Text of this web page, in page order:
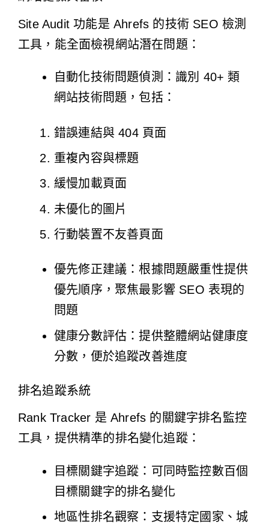
Site Audit 功能是 Ahrefs 的技術 SEO 檢測
工具，能全面檢視網站潛在問題：
自動化技術問題偵測：識別 40+ 類
網站技術問題，包括：
錯誤連結與 404 頁面
重複內容與標題
緩慢加載頁面
未優化的圖片
行動裝置不友善頁面
優先修正建議：根據問題嚴重性提供
優先順序，聚焦最影響 SEO 表現的
問題
健康分數評估：提供整體網站健康度
分數，便於追蹤改善進度
排名追蹤系統
Rank Tracker 是 Ahrefs 的關鍵字排名監控
工具，提供精準的排名變化追蹤：
目標關鍵字追蹤：可同時監控數百個
目標關鍵字的排名變化
地區性排名觀察：支援特定國家、城